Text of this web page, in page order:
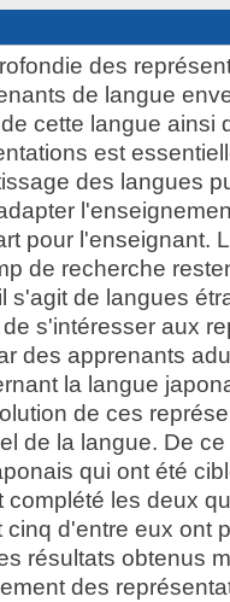
des
de langue
cette langue ainsi
est
des langues
pour l'enseignant.
de recherche
s'agit de langues
s'intéresser aux
des apprenants
la langue
de ces
de la langue. De
qui ont été
complété les deux
d'entre eux ont
résultats obtenus
des